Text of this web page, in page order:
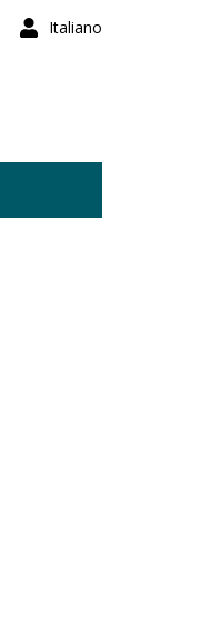
Italiano